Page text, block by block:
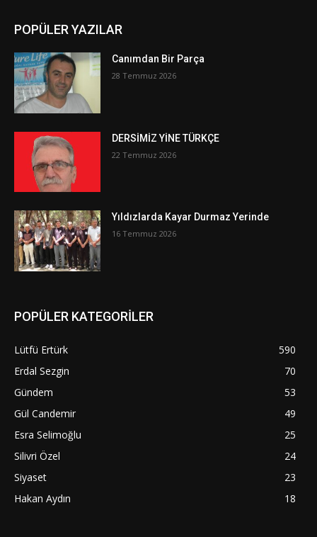
POPÜLER YAZILAR
Canımdan Bir Parça
28 Temmuz 2026
DERSİMİZ YİNE TÜRKÇE
22 Temmuz 2026
Yıldızlarda Kayar Durmaz Yerinde
16 Temmuz 2026
POPÜLER KATEGORİLER
Lütfü Ertürk
590
Erdal Sezgin
70
Gündem
53
Gül Candemir
49
Esra Selimoğlu
25
Silivri Özel
24
Siyaset
23
Hakan Aydın
18